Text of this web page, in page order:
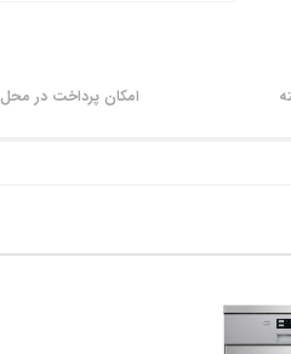
امکان پرداخت در محل